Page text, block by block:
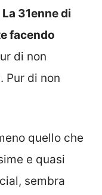
La 31enne di
facendo
di non
Pur di non
quello che
e quasi
sembra